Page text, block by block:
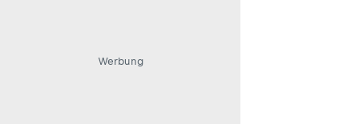
Werbung